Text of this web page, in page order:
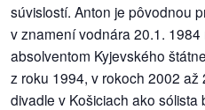
petície
médií
súvislostí. Anton je pôvodnou
v znamení vodnára 20.1. 1984
absolventom Kyjevského
z roku 1994, v rokoch 2002 až
divadle v Košiciach ako sólista